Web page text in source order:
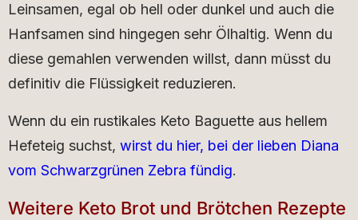
Leinsamen, egal ob hell oder dunkel und auch die
Hanfsamen sind hingegen sehr Ölhaltig. Wenn du
diese gemahlen verwenden willst, dann müsst du
definitiv die Flüssigkeit reduzieren.
Wenn du ein rustikales Keto Baguette aus hellem
Hefeteig suchst, wirst du hier, bei der lieben Diana
vom Schwarzgrünen Zebra fündig.
Weitere Keto Brot und Brötchen Rezepte